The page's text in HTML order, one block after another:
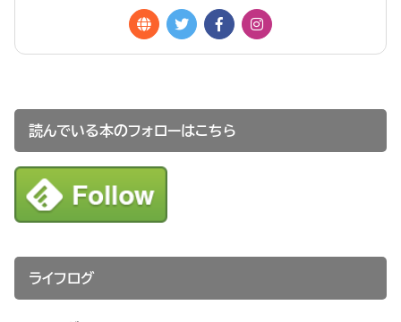
読んでいる本のフォローはこちら
ライフログ